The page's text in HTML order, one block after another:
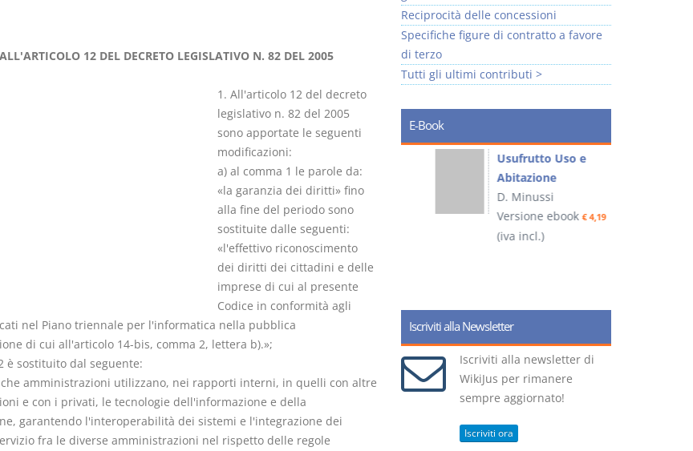
12 DEL DECRETO LEGISLATIVO N. 82 DEL 2005
1. All'articolo 12 del decreto
legislativo n. 82 del 2005
sono apportate le seguenti
modificazioni:
a) al comma 1 le parole da:
«la garanzia dei diritti» fino
alla fine del periodo sono
sostituite dalle seguenti:
«l'effettivo riconoscimento
dei diritti dei cittadini e delle
imprese di cui al presente
Codice in conformità agli
nel Piano triennale per l'informatica nella pubblica
di cui all'articolo 14-bis, comma 2, lettera b).»;
è sostituito dal seguente:
amministrazioni utilizzano, nei rapporti interni, in quelli con altre
e con i privati, le tecnologie dell'informazione e della
garantendo l'interoperabilità dei sistemi e l'integrazione dei
fra le diverse amministrazioni nel rispetto delle regole
Reciprocità delle concessioni
Specifiche figure di contratto a favore
di terzo
Tutti gli ultimi contributi >
E-Book
I Vincoli Preliminari
D. Minussi
Versione ebook€ 4,19
(iva incl.)
Usufrutto Uso e
Abitazione
D. Minussi
Versione ebook€ 4,19
(iva incl.)
Iscriviti alla Newsletter
Iscriviti alla newsletter di
WikiJus per rimanere
sempre aggiornato!
Iscriviti ora